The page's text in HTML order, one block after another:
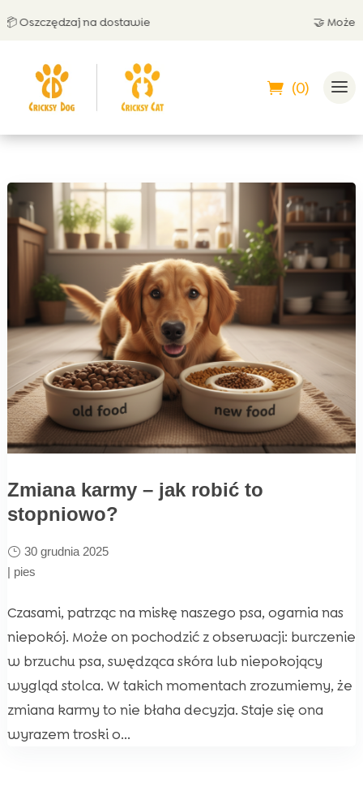
na dostawie 🤝 Możesz
(0)
Zmiana karmy – jak robić to
stopniowo?
30 grudnia 2025
| pies
Czasami, patrząc na miskę naszego psa, ogarnia nas
niepokój. Może on pochodzić z obserwacji: burczenie
w brzuchu psa, swędząca skóra lub niepokojący
wygląd stolca. W takich momentach zrozumiemy, że
zmiana karmy to nie błaha decyzja. Staje się ona
wyrazem troski o...